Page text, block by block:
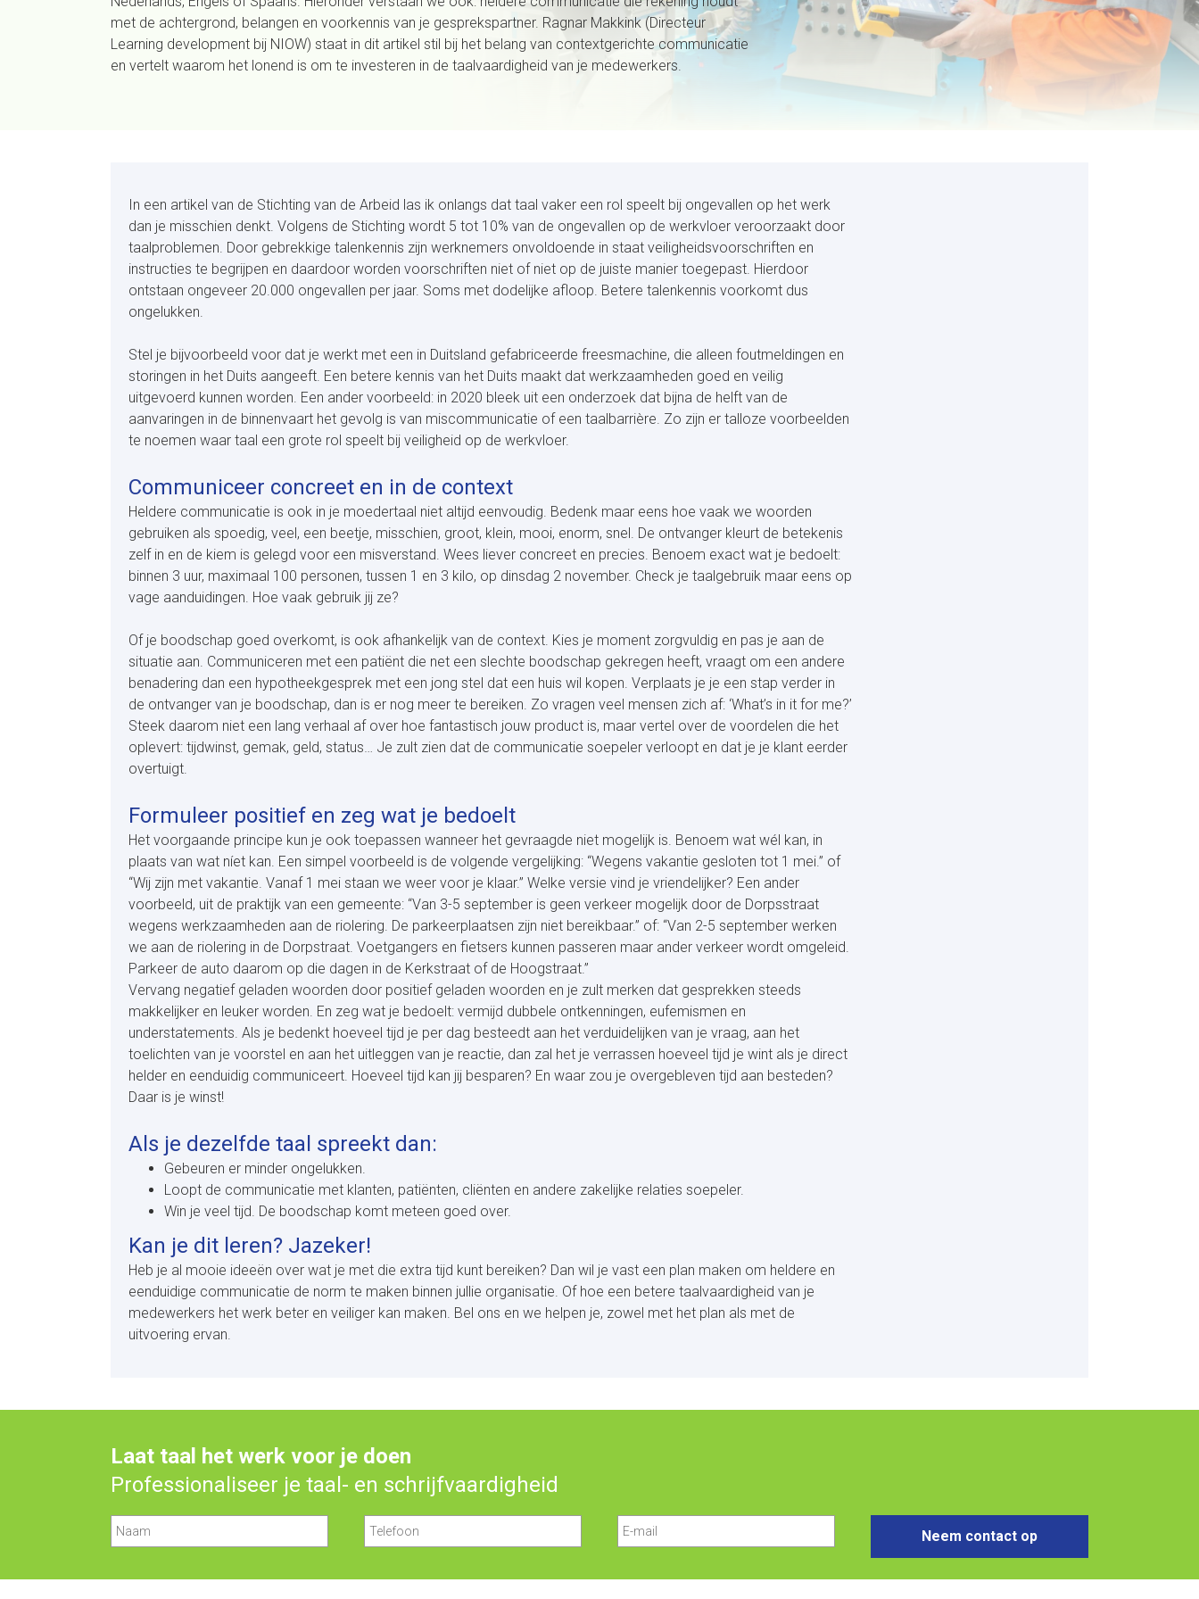
met de achtergrond, belangen en voorkennis van je gesprekspartner. Ragnar Makkink (Directeur
Learning development bij NIOW) staat in dit artikel stil bij het belang van contextgerichte communicatie
en vertelt waarom het lonend is om te investeren in de taalvaardigheid van je medewerkers.
In een artikel van de Stichting van de Arbeid las ik onlangs dat taal vaker een rol speelt bij ongevallen op het werk
dan je misschien denkt. Volgens de Stichting wordt 5 tot 10% van de ongevallen op de werkvloer veroorzaakt door
taalproblemen. Door gebrekkige talenkennis zijn werknemers onvoldoende in staat veiligheidsvoorschriften en
instructies te begrijpen en daardoor worden voorschriften niet of niet op de juiste manier toegepast. Hierdoor
ontstaan ongeveer 20.000 ongevallen per jaar. Soms met dodelijke afloop. Betere talenkennis voorkomt dus
ongelukken.
Stel je bijvoorbeeld voor dat je werkt met een in Duitsland gefabriceerde freesmachine, die alleen foutmeldingen en
storingen in het Duits aangeeft. Een betere kennis van het Duits maakt dat werkzaamheden goed en veilig
uitgevoerd kunnen worden. Een ander voorbeeld: in 2020 bleek uit een onderzoek dat bijna de helft van de
aanvaringen in de binnenvaart het gevolg is van miscommunicatie of een taalbarrière. Zo zijn er talloze voorbeelden
te noemen waar taal een grote rol speelt bij veiligheid op de werkvloer.
Communiceer concreet en in de context
Heldere communicatie is ook in je moedertaal niet altijd eenvoudig. Bedenk maar eens hoe vaak we woorden
gebruiken als spoedig, veel, een beetje, misschien, groot, klein, mooi, enorm, snel. De ontvanger kleurt de betekenis
zelf in en de kiem is gelegd voor een misverstand. Wees liever concreet en precies. Benoem exact wat je bedoelt:
binnen 3 uur, maximaal 100 personen, tussen 1 en 3 kilo, op dinsdag 2 november. Check je taalgebruik maar eens op
vage aanduidingen. Hoe vaak gebruik jij ze?
Of je boodschap goed overkomt, is ook afhankelijk van de context. Kies je moment zorgvuldig en pas je aan de
situatie aan. Communiceren met een patiënt die net een slechte boodschap gekregen heeft, vraagt om een andere
benadering dan een hypotheekgesprek met een jong stel dat een huis wil kopen. Verplaats je je een stap verder in
de ontvanger van je boodschap, dan is er nog meer te bereiken. Zo vragen veel mensen zich af: ‘What’s in it for me?’
Steek daarom niet een lang verhaal af over hoe fantastisch jouw product is, maar vertel over de voordelen die het
oplevert: tijdwinst, gemak, geld, status… Je zult zien dat de communicatie soepeler verloopt en dat je je klant eerder
overtuigt.
Formuleer positief en zeg wat je bedoelt
Het voorgaande principe kun je ook toepassen wanneer het gevraagde niet mogelijk is. Benoem wat wél kan, in
plaats van wat níet kan. Een simpel voorbeeld is de volgende vergelijking: “Wegens vakantie gesloten tot 1 mei.” of
“Wij zijn met vakantie. Vanaf 1 mei staan we weer voor je klaar.” Welke versie vind je vriendelijker? Een ander
voorbeeld, uit de praktijk van een gemeente: “Van 3-5 september is geen verkeer mogelijk door de Dorpsstraat
wegens werkzaamheden aan de riolering. De parkeerplaatsen zijn niet bereikbaar.” of: “Van 2-5 september werken
we aan de riolering in de Dorpstraat. Voetgangers en fietsers kunnen passeren maar ander verkeer wordt omgeleid.
Parkeer de auto daarom op die dagen in de Kerkstraat of de Hoogstraat.”
Vervang negatief geladen woorden door positief geladen woorden en je zult merken dat gesprekken steeds
makkelijker en leuker worden. En zeg wat je bedoelt: vermijd dubbele ontkenningen, eufemismen en
understatements. Als je bedenkt hoeveel tijd je per dag besteedt aan het verduidelijken van je vraag, aan het
toelichten van je voorstel en aan het uitleggen van je reactie, dan zal het je verrassen hoeveel tijd je wint als je direct
helder en eenduidig communiceert. Hoeveel tijd kan jij besparen? En waar zou je overgebleven tijd aan besteden?
Daar is je winst!
Als je dezelfde taal spreekt dan:
Gebeuren er minder ongelukken.
Loopt de communicatie met klanten, patiënten, cliënten en andere zakelijke relaties soepeler.
Win je veel tijd. De boodschap komt meteen goed over.
Kan je dit leren? Jazeker!
Heb je al mooie ideeën over wat je met die extra tijd kunt bereiken? Dan wil je vast een plan maken om heldere en
eenduidige communicatie de norm te maken binnen jullie organisatie. Of hoe een betere taalvaardigheid van je
medewerkers het werk beter en veiliger kan maken. Bel ons en we helpen je, zowel met het plan als met de
uitvoering ervan.
Laat taal het werk voor je doen
Professionaliseer je taal- en schrijfvaardigheid
Neem contact op